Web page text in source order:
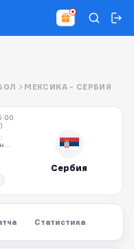
МЕКСИКА - СЕРБИЯ
Сербия
Статистика